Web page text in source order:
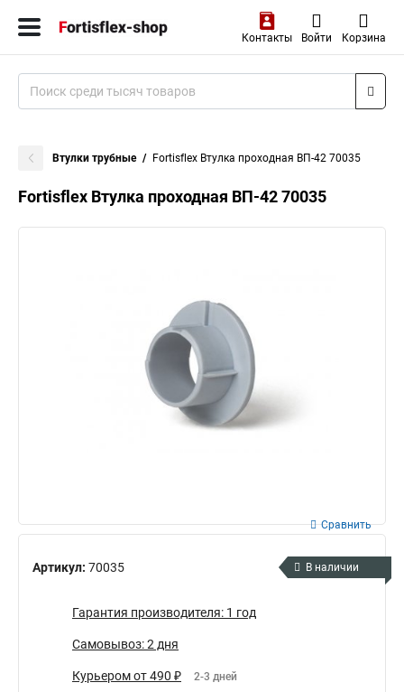
Контакты Войти Корзина
Втулки трубные Fortisflex Втулка проходная ВП-42 70035
Fortisflex Втулка проходная ВП-42 70035
Артикул: 70035
Сравнить
В наличии
Гарантия производителя: 1 год
Самовывоз: 2 дня
Курьером от 490 ₽ 2-3 дней